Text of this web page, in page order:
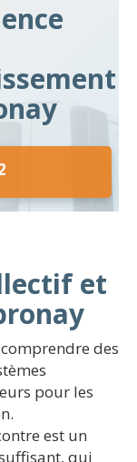
et
des
pour les
est un
qui